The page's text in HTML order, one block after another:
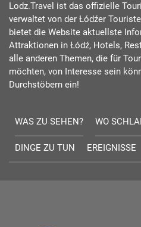
Lodz.Travel ist das offizielle
verwaltet von der Łódźer
bietet die Website aktuellste
Attraktionen in Łódź, Hotels,
alle anderen Themen, die für
möchten, von Interesse sein
Durchstöbern ein!
WAS ZU SEHEN? WO
DINGE ZU TUN EREIGNISSE